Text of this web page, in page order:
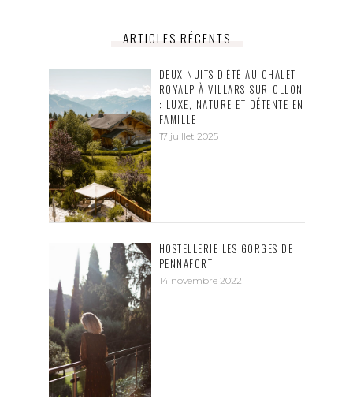
ARTICLES RÉCENTS
DEUX NUITS D’ÉTÉ AU CHALET
ROYALP À VILLARS-SUR-OLLON
: LUXE, NATURE ET DÉTENTE EN
FAMILLE
17 juillet 2025
HOSTELLERIE LES GORGES DE
PENNAFORT
14 novembre 2022